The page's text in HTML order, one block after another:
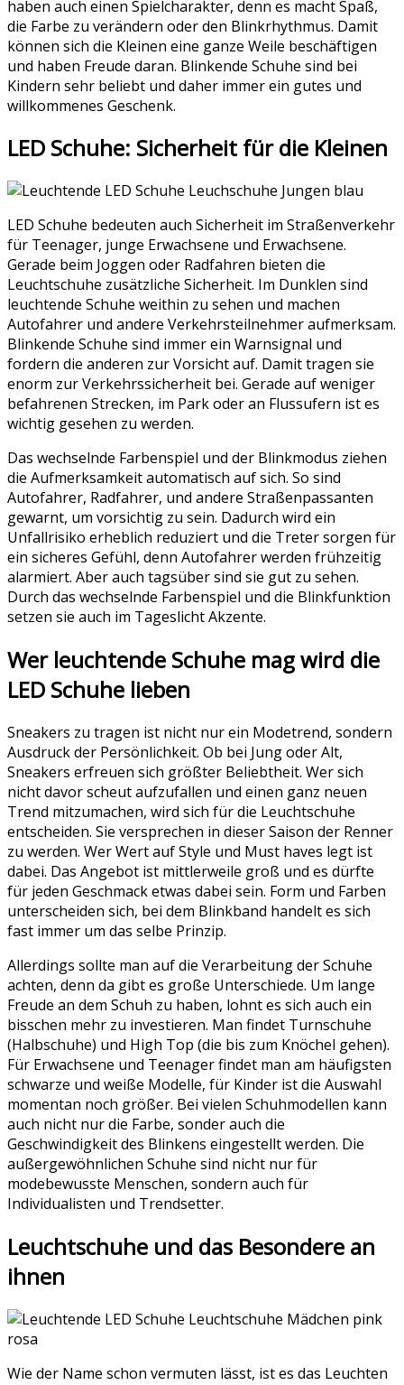
haben auch einen Spielcharakter, denn es macht Spaß,
die Farbe zu verändern oder den Blinkrhythmus. Damit
können sich die Kleinen eine ganze Weile beschäftigen
und haben Freude daran. Blinkende Schuhe sind bei
Kindern sehr beliebt und daher immer ein gutes und
willkommenes Geschenk.
LED Schuhe: Sicherheit für die Kleinen
LED Schuhe bedeuten auch Sicherheit im Straßenverkehr
für Teenager, junge Erwachsene und Erwachsene.
Gerade beim Joggen oder Radfahren bieten die
Leuchtschuhe zusätzliche Sicherheit. Im Dunklen sind
leuchtende Schuhe weithin zu sehen und machen
Autofahrer und andere Verkehrsteilnehmer aufmerksam.
Blinkende Schuhe sind immer ein Warnsignal und
fordern die anderen zur Vorsicht auf. Damit tragen sie
enorm zur Verkehrssicherheit bei. Gerade auf weniger
befahrenen Strecken, im Park oder an Flussufern ist es
wichtig gesehen zu werden.
Das wechselnde Farbenspiel und der Blinkmodus ziehen
die Aufmerksamkeit automatisch auf sich. So sind
Autofahrer, Radfahrer, und andere Straßenpassanten
gewarnt, um vorsichtig zu sein. Dadurch wird ein
Unfallrisiko erheblich reduziert und die Treter sorgen für
ein sicheres Gefühl, denn Autofahrer werden frühzeitig
alarmiert. Aber auch tagsüber sind sie gut zu sehen.
Durch das wechselnde Farbenspiel und die Blinkfunktion
setzen sie auch im Tageslicht Akzente.
Wer leuchtende Schuhe mag wird die
LED Schuhe lieben
Sneakers zu tragen ist nicht nur ein Modetrend, sondern
Ausdruck der Persönlichkeit. Ob bei Jung oder Alt,
Sneakers erfreuen sich größter Beliebtheit. Wer sich
nicht davor scheut aufzufallen und einen ganz neuen
Trend mitzumachen, wird sich für die Leuchtschuhe
entscheiden. Sie versprechen in dieser Saison der Renner
zu werden. Wer Wert auf Style und Must haves legt ist
dabei. Das Angebot ist mittlerweile groß und es dürfte
für jeden Geschmack etwas dabei sein. Form und Farben
unterscheiden sich, bei dem Blinkband handelt es sich
fast immer um das selbe Prinzip.
Allerdings sollte man auf die Verarbeitung der Schuhe
achten, denn da gibt es große Unterschiede. Um lange
Freude an dem Schuh zu haben, lohnt es sich auch ein
bisschen mehr zu investieren. Man findet Turnschuhe
(Halbschuhe) und High Top (die bis zum Knöchel gehen).
Für Erwachsene und Teenager findet man am häufigsten
schwarze und weiße Modelle, für Kinder ist die Auswahl
momentan noch größer. Bei vielen Schuhmodellen kann
auch nicht nur die Farbe, sonder auch die
Geschwindigkeit des Blinkens eingestellt werden. Die
außergewöhnlichen Schuhe sind nicht nur für
modebewusste Menschen, sondern auch für
Individualisten und Trendsetter.
Leuchtschuhe und das Besondere an
ihnen
Wie der Name schon vermuten lässt, ist es das Leuchten